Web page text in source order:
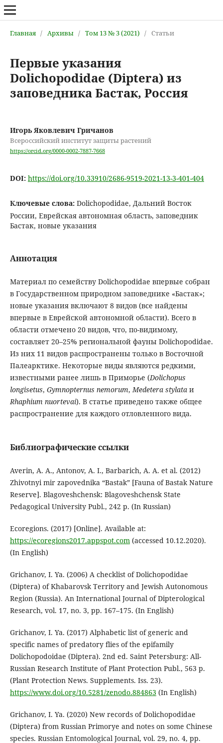
Главная / Архивы / Том 13 № 3 (2021) / Статьи
Первые указания
Dolichopodidae (Diptera) из
заповедника Бастак, Россия
Игорь Яковлевич Гричанов
Всероссийский институт защиты растений
https://orcid.org/0000-0002-7887-7668
DOI: https://doi.org/10.33910/2686-9519-2021-13-3-401-404
Ключевые слова: Dolichopodidae, Дальний Восток
России, Еврейская автономная область, заповедник
Бастак, новые указания
Аннотация
Материал по семейству Dolichopodidae впервые собран
в Государственном природном заповеднике «Бастак»;
новые указания включают 8 видов (все найдены
впервые в Еврейской автономной области). Всего в
области отмечено 20 видов, что, по-видимому,
составляет 20–25% региональной фауны Dolichopodidae.
Из них 11 видов распространены только в Восточной
Палеарктике. Некоторые виды являются редкими,
известными ранее лишь в Приморье (Dolichopus
longisetus, Gymnopternus nemorum,Medetera stylata и
Rhaphium nuortevai). В статье приведено также общее
распространение для каждого отловленного вида.
Библиографические ссылки
Averin, A. A., Antonov, A. I., Barbarich, A. A. et al. (2012)
Zhivotnyi mir zapovednika “Bastak” [Fauna of Bastak Nature
Reserve]. Blagoveshchensk: Blagoveshchensk State
Pedagogical University Publ., 242 p. (In Russian)
Ecoregions. (2017) [Online]. Available at:
https://ecoregions2017.appspot.com(accessed 10.12.2020).
(In English)
Grichanov, I. Ya. (2006) A checklist of Dolichopodidae
(Diptera) of Khabarovsk Territory and Jewish Autonomous
Region (Russia). An International Journal of Dipterological
Research, vol. 17, no. 3, pp. 167–175. (In English)
Grichanov, I. Ya. (2017) Alphabetic list of generic and
specific names of predatory flies of the epifamily
Dolichopodoidae (Diptera). 2nd ed. Saint Petersburg: All-
Russian Research Institute of Plant Protection Publ., 563 p.
(Plant Protection News. Supplements. Iss. 23).
https://www.doi.org/10.5281/zenodo.884863 (In English)
Grichanov, I. Ya. (2020) New records of Dolichopodidae
(Diptera) from Russian Primorye and notes on some Chinese
species. Russian Entomological Journal, vol. 29, no. 4, pp.